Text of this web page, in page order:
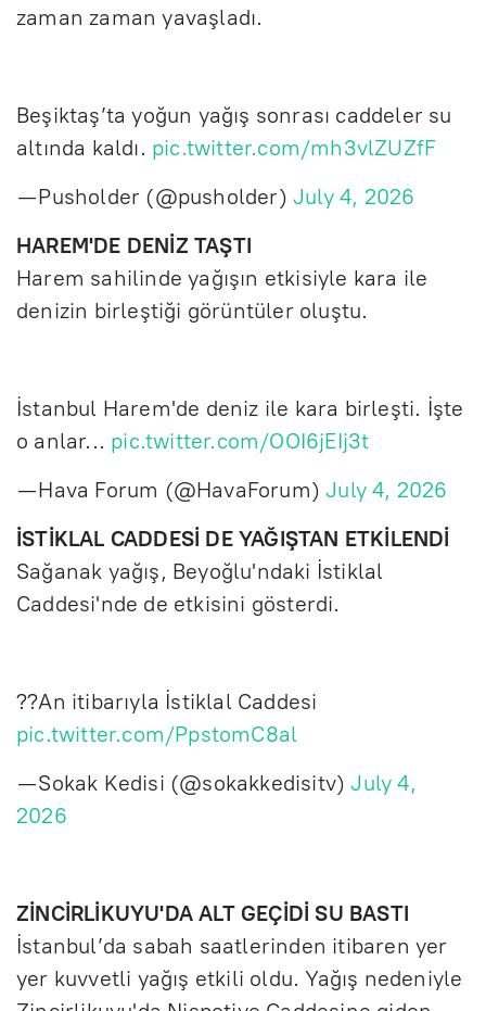
zaman zaman yavaşladı.
Beşiktaş’ta yoğun yağış sonrası caddeler su
altında kaldı. pic.twitter.com/mh3vlZUZfF
— Pusholder (@pusholder) July 4, 2026
HAREM'DE DENİZ TAŞTI
Harem sahilinde yağışın etkisiyle kara ile
denizin birleştiği görüntüler oluştu.
İstanbul Harem'de deniz ile kara birleşti. İşte
o anlar... pic.twitter.com/OOI6jEIj3t
— Hava Forum (@HavaForum)July 4, 2026
İSTİKLAL CADDESİ DE YAĞIŞTAN ETKİLENDİ
Sağanak yağış, Beyoğlu'ndaki İstiklal
Caddesi'nde de etkisini gösterdi.
??An itibarıyla İstiklal Caddesi
pic.twitter.com/PpstomC8al
— Sokak Kedisi (@sokakkedisitv)July 4,
2026
ZİNCİRLİKUYU'DA ALT GEÇİDİ SU BASTI
İstanbul’da sabah saatlerinden itibaren yer
yer kuvvetli yağış etkili oldu. Yağış nedeniyle